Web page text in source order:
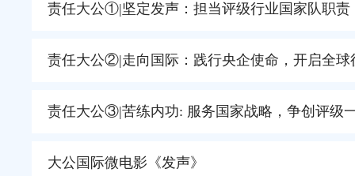
责任大公①|坚定发声：担当评级行业国家队职责
责任大公②|走向国际：践行央企使命，开启全球
责任大公③|苦练内功: 服务国家战略，争创评级
大公国际微电影《发声》